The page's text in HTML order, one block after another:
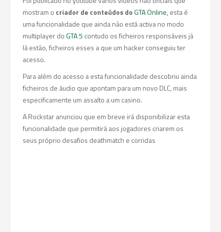
mostram o criador de conteúdos doGTA Online,esta é
uma funcionalidade que ainda não está activa no modo
multiplayer doGTA 5 contudo os ficheiros responsáveis já
lá estão, ficheiros esses a que um hacker conseguiu ter
acesso.
Para além do acesso a esta funcionalidade descobriu ainda
ficheiros de áudio que apontam para um novo DLC, mais
especificamente um assalto a um casino.
A Rockstar anunciou que em breve irá disponibilizar esta
funcionalidade que permitirá aos jogadores criarem os
seus próprio desafios deathmatch e corridas